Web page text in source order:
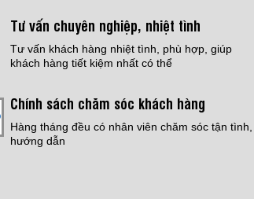
Tư vấn chuyên nghiệp, nhiệt tình
Tư vấn khách hàng nhiệt tình, phù hợp, giúp
khách hàng tiết kiệm nhất có thể
Chính sách chăm sóc khách hàng
Hàng tháng đều có nhân viên chăm sóc tận tình,
hướng dẫn